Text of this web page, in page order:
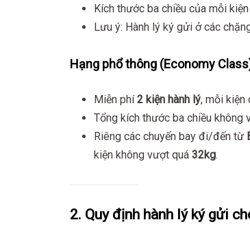
Kích thước ba chiều của mỗi
Lưu ý: Hành lý ký gửi ở các
Hạng phổ thông (Economy
Miễn phí2 kiện hành lý, mỗi kiện
Tổng kích thước ba chiều không
Riêng các chuyến bay đi/đến từ
kiện không vượt quá 32kg.
2. Quy định hành lý ký gửi